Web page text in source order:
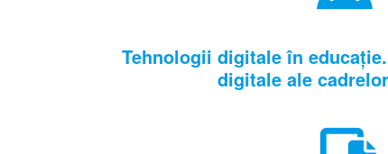
Tehnologii digitale în
digitale ale